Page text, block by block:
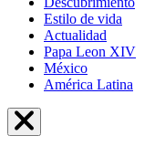
Estilo de vida
Actualidad
Papa Leon XIV
México
América Latina